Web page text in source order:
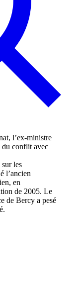
les
l’ancien
en
de 2005. Le
de Bercy a pesé